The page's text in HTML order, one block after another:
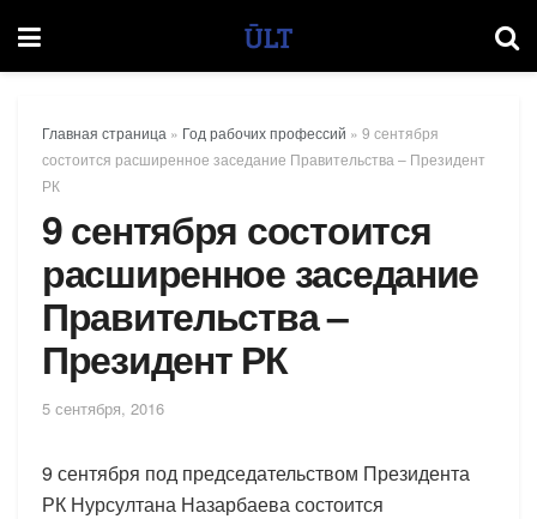
Главная страница » Год рабочих профессий » 9 сентября
состоится расширенное заседание Правительства – Президент
РК
9 сентября состоится
расширенное заседание
Правительства –
Президент РК
5 сентября, 2016
9 сентября под председательством Президента
РК Нурсултана Назарбаева состоится